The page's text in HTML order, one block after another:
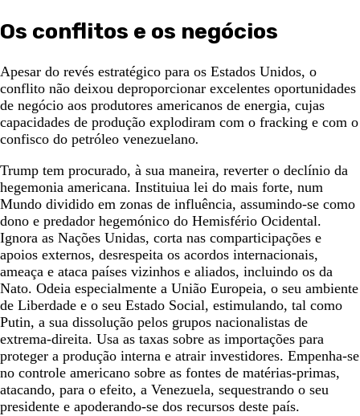
Os conflitos e os negócios
Apesar do revés estratégico para os Estados Unidos, o
conflito não deixou deproporcionar excelentes oportunidades
de negócio aos produtores americanos de energia, cujas
capacidades de produção explodiram com o fracking e com o
confisco do petróleo venezuelano.
Trump tem procurado, à sua maneira, reverter o declínio da
hegemonia americana. Instituiua lei do mais forte, num
Mundo dividido em zonas de influência, assumindo-se como
dono e predador hegemónico do Hemisfério Ocidental.
Ignora as Nações Unidas, corta nas comparticipações e
apoios externos, desrespeita os acordos internacionais,
ameaça e ataca países vizinhos e aliados, incluindo os da
Nato. Odeia especialmente a União Europeia, o seu ambiente
de Liberdade e o seu Estado Social, estimulando, tal como
Putin, a sua dissolução pelos grupos nacionalistas de
extrema-direita. Usa as taxas sobre as importações para
proteger a produção interna e atrair investidores. Empenha-se
no controle americano sobre as fontes de matérias-primas,
atacando, para o efeito, a Venezuela, sequestrando o seu
presidente e apoderando-se dos recursos deste país.